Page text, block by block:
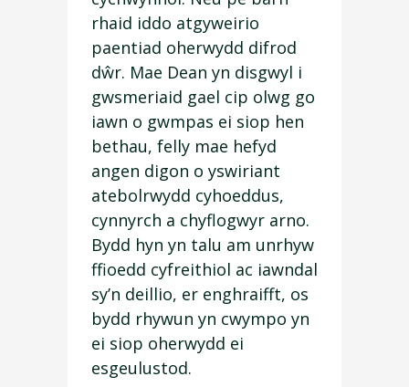
rhaid iddo atgyweirio
paentiad oherwydd difrod
dŵr. Mae Dean yn disgwyl i
gwsmeriaid gael cip olwg go
iawn o gwmpas ei siop hen
bethau, felly mae hefyd
angen digon o yswiriant
atebolrwydd cyhoeddus,
cynnyrch a chyflogwyr arno.
Bydd hyn yn talu am unrhyw
ffioedd cyfreithiol ac iawndal
sy’n deillio, er enghraifft, os
bydd rhywun yn cwympo yn
ei siop oherwydd ei
esgeulustod.